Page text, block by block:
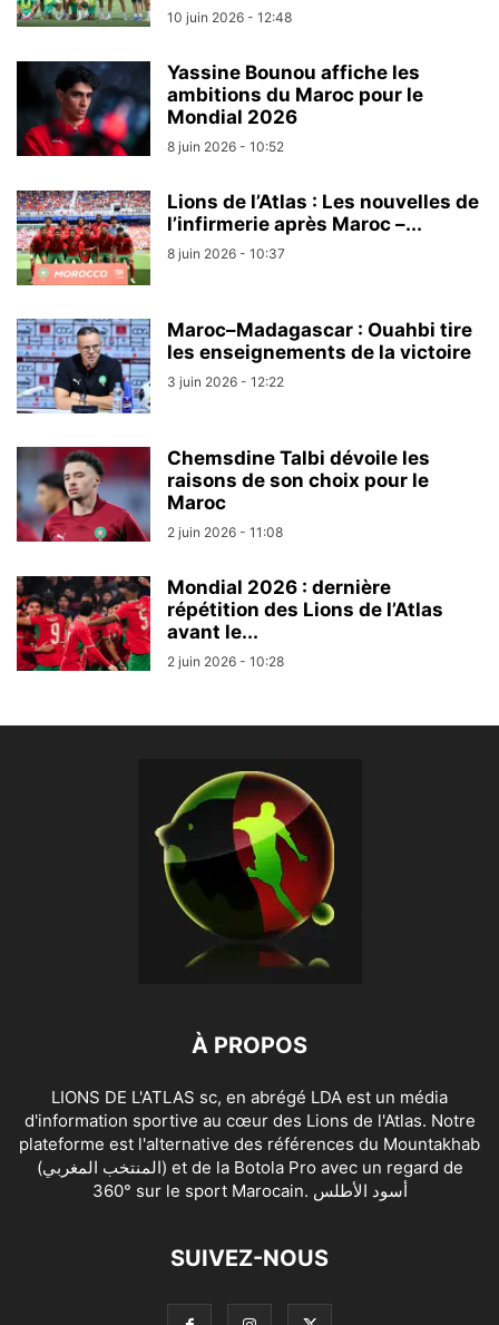
10 juin 2026 - 12:48
Yassine Bounou affiche les
ambitions du Maroc pour le
Mondial 2026
8 juin 2026 - 10:52
Lions de l’Atlas : Les nouvelles de
l’infirmerie après Maroc –...
8 juin 2026 - 10:37
Maroc–Madagascar : Ouahbi tire
les enseignements de la victoire
3 juin 2026 - 12:22
Chemsdine Talbi dévoile les
raisons de son choix pour le
Maroc
2 juin 2026 - 11:08
Mondial 2026 : dernière
répétition des Lions de l’Atlas
avant le...
2 juin 2026 - 10:28
À PROPOS
LIONS DE L'ATLAS sc, en abrégé LDA est un média
d'information sportive au cœur des Lions de l'Atlas. Notre
plateforme est l'alternative des références du Mountakhab
(المنتخب المغربي) et de la Botola Pro avec un regard de
360° sur le sport Marocain. أسود الأطلس
SUIVEZ-NOUS